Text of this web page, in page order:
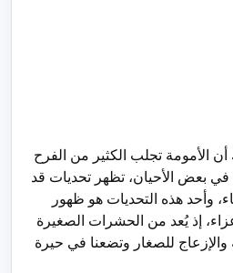
أن الأمومة تجلب الكثير من الفرح
في بعض الأحيان، تظهر تحديات قد
وأحد هذه التحديات هو ظهور
إذ يُعد من الحشرات الصغيرة
للصغار وتضعنا في حيرة